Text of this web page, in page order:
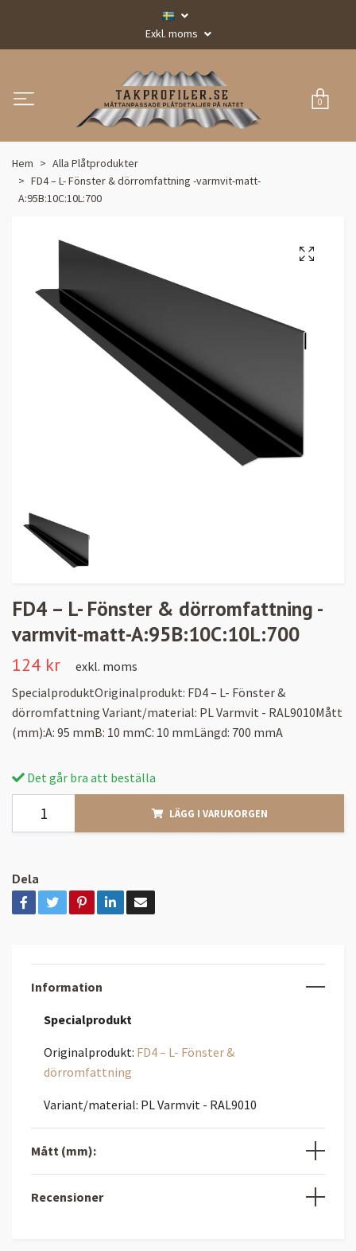
Exkl. moms
0
Hem
Alla Plåtprodukter
FD4 – L- Fönster & dörromfattning -varmvit-matt-
A:95B:10C:10L:700
FD4 – L- Fönster & dörromfattning -
varmvit-matt-A:95B:10C:10L:700
124 kr
exkl. moms
SpecialproduktOriginalprodukt: FD4 – L- Fönster &
dörromfattning Variant/material: PL Varmvit - RAL9010Mått
(mm):A: 95 mmB: 10 mmC: 10 mmLängd: 700 mmA
Det går bra att beställa
LÄGG I VARUKORGEN
Dela
Information
Specialprodukt
Originalprodukt: FD4 – L- Fönster &
dörromfattning
Variant/material: PL Varmvit - RAL9010
Mått (mm):
Recensioner